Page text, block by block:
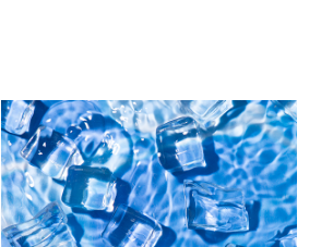
라”
나와 나의 성숙한 관계 맺음, 고독